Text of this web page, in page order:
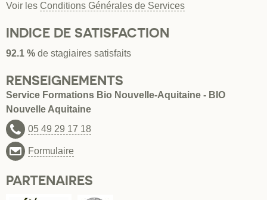
Voir les Conditions Générales de Services
INDICE DE SATISFACTION
92.1 % de stagiaires satisfaits
RENSEIGNEMENTS
Service Formations Bio Nouvelle-Aquitaine - BIO
Nouvelle Aquitaine
05 49 29 17 18
Formulaire
PARTENAIRES